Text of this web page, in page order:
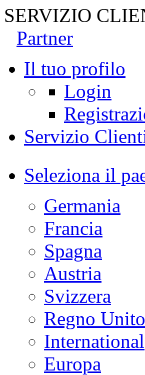
SERVIZIO
Partner
Il tuo profilo
Login
Servizio
Seleziona il
Germania
Francia
Spagna
Austria
Svizzera
Regno Unito
International
Europa